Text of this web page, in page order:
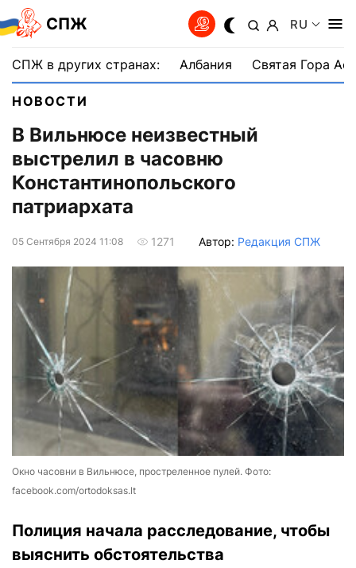
СПЖ RU
СПЖ в других странах: Албания Святая Гора
НОВОСТИ
В Вильнюсе неизвестный
выстрелил в часовню
Константинопольского
патриархата
05 Сентября 2024 11:08 1271 Автор: Редакция СПЖ
Окно часовни в Вильнюсе, простреленное пулей. Фото:
facebook.com/ortodoksas.lt
Полиция начала расследование, чтобы
выяснить обстоятельства